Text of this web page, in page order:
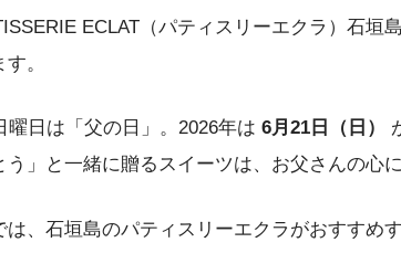
ECLAT（パティスリーエクラ）石垣
。
曜日は「父の日」。2026年は 6月21日（日）
う」と一緒に贈るスイーツは、お父さんの心
は、石垣島のパティスリーエクラがおすすめ